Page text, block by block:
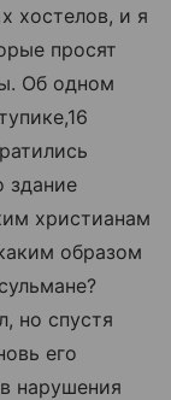
хостелов, и я
просят
Об одном
здание
христианам
образом
но спустя
его
нарушения